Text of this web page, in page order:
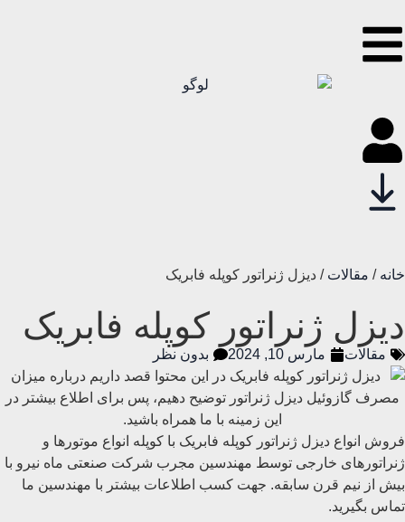
خانه / مقالات / دیزل ژنراتور کوپله فابریک
دیزل ژنراتور کوپله فابریک
مقالات مارس 10, 2024 بدون نظر
فروش انواع دیزل ژنراتور کوپله فابریک با کوپله انواع موتورها و
ژنراتورهای خارجی توسط مهندسین مجرب شرکت صنعتی ماه نیرو با
بیش از نیم قرن سابقه. جهت کسب اطلاعات بیشتر با مهندسین ما
تماس بگیرید.